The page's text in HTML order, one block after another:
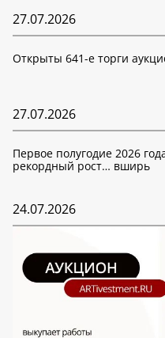
27.07.2026
Открыты 641-е торги
27.07.2026
Первое полугодие 2026
рекордный рост… вширь
24.07.2026